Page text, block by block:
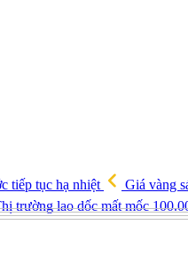
tiếp tục hạ nhiệt
Giá vàng
trường lao dốc mất mốc